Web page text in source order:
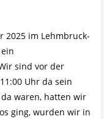
2025 im Lehmbruck-
sind vor der
Uhr da sein
waren, hatten wir
ging, wurden wir in